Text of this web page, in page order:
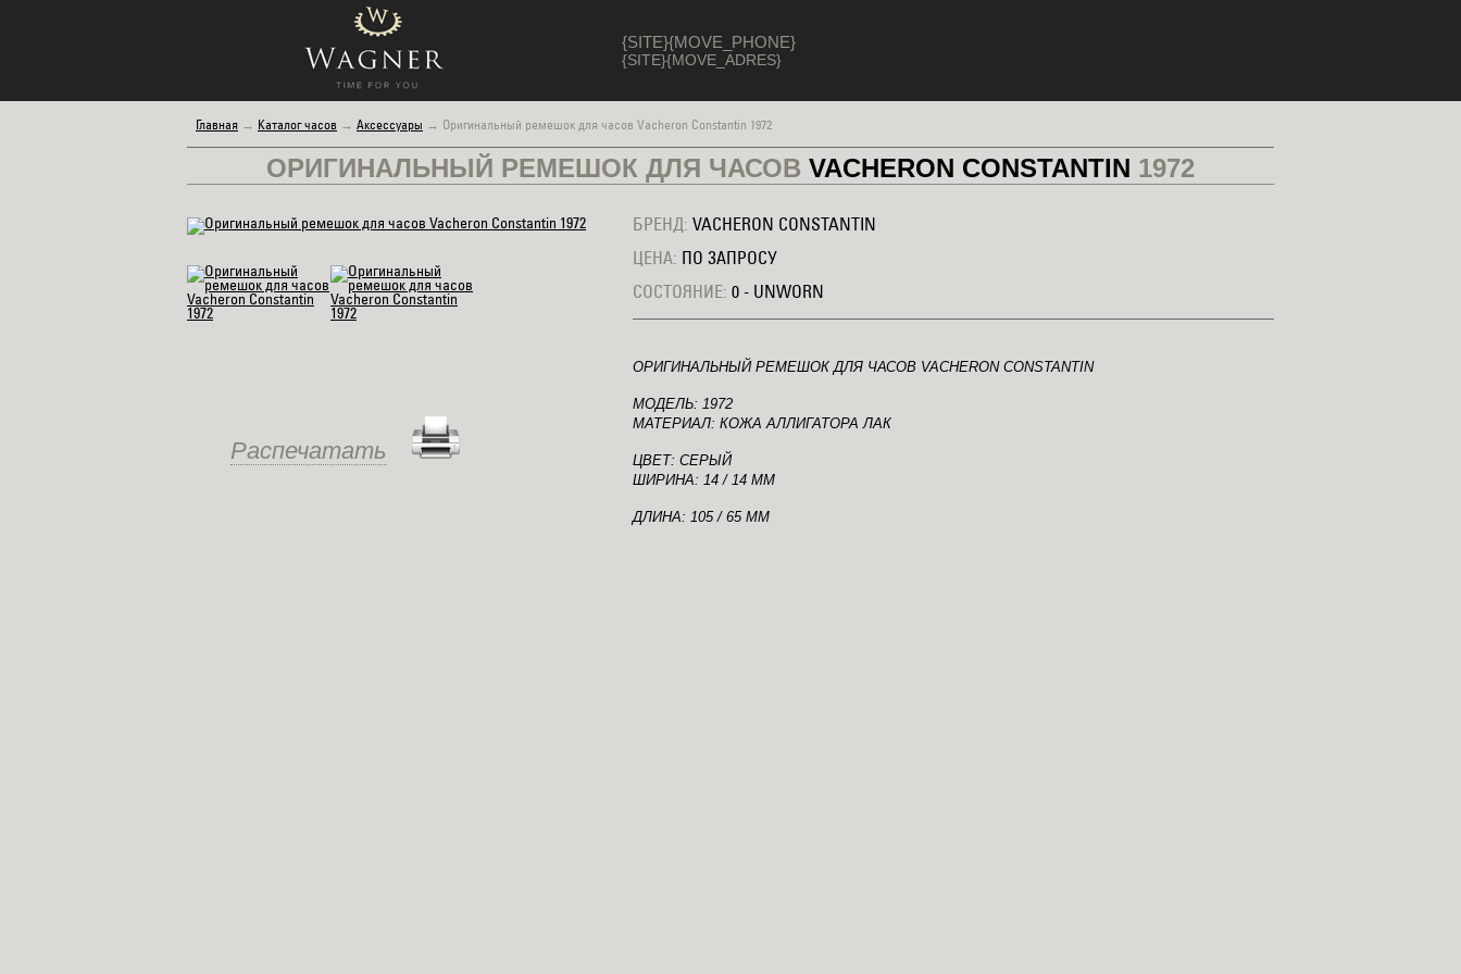
{SITE}{MOVE_PHONE}
{SITE}{MOVE_ADRES}
Главная → Каталог часов → Аксессуары → Оригинальный ремешок для часов Vacheron Constantin 1972
ОРИГИНАЛЬНЫЙ РЕМЕШОК ДЛЯ ЧАСОВ VACHERON CONSTANTIN 1972
Распечатать
БРЕНД: VACHERON CONSTANTIN
ЦЕНА: ПО ЗАПРОСУ
СОСТОЯНИЕ: 0 - UNWORN
ОРИГИНАЛЬНЫЙ РЕМЕШОК ДЛЯ ЧАСОВ VACHERON CONSTANTIN
МОДЕЛЬ: 1972
МАТЕРИАЛ: КОЖА АЛЛИГАТОРА ЛАК
ЦВЕТ: СЕРЫЙ
ШИРИНА: 14 / 14 ММ
ДЛИНА: 105 / 65 ММ